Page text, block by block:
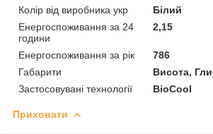
Колір від виробника укр
Білий
Енергоспоживання за 24
години
2,15
Енергоспоживання за рік
786
Габарити
Висота,
Застосовувані технології
BioCool
Приховати